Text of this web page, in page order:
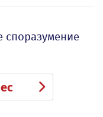
споразумение